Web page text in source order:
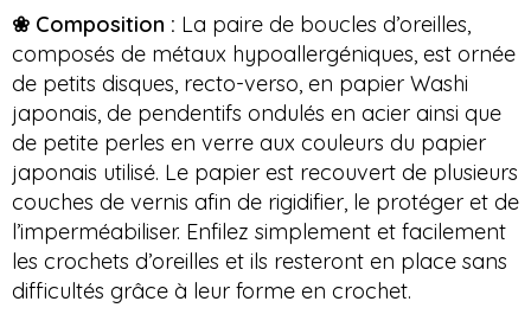
❀ Composition : La paire de boucles d’oreilles,
composés de métaux hypoallergéniques, est ornée
de petits disques, recto-verso, en papier Washi
japonais, de pendentifs ondulés en acier ainsi que
de petite perles en verre aux couleurs du papier
japonais utilisé. Le papier est recouvert de plusieurs
couches de vernis afin de rigidifier, le protéger et de
l’imperméabiliser. Enfilez simplement et facilement
les crochets d’oreilles et ils resteront en place sans
difficultés grâce à leur forme en crochet.